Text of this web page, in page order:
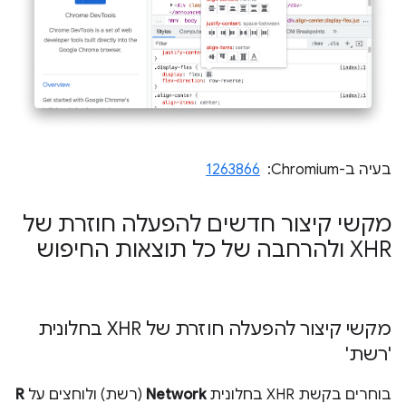
בעיה ב-Chromium: ‏ 1263866
מקשי קיצור חדשים להפעלה חוזרת של
XHR ולהרחבה של כל תוצאות החיפוש
מקשי קיצור להפעלה חוזרת של XHR בחלונית
'רשת'
בוחרים בקשת XHR בחלונית Network (רשת) ולוחצים על R